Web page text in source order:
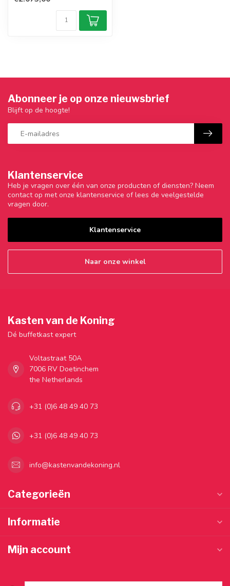
Klantenservice
Heb je vragen over één van onze producten of diensten? Neem
contact op met onze klantenservice of lees de veelgestelde
vragen door.
Klantenservice
Naar onze winkel
Abonneer je op onze nieuwsbrief
Blijft op de hoogte!
Kasten van de Koning
Dé buffetkast expert
Voltastraat 50A
7006 RV Doetinchem
the Netherlands
+31 (0)6 48 49 40 73
+31 (0)6 48 49 40 73
info@kastenvandekoning.nl
Categorieën
Informatie
Mijn account